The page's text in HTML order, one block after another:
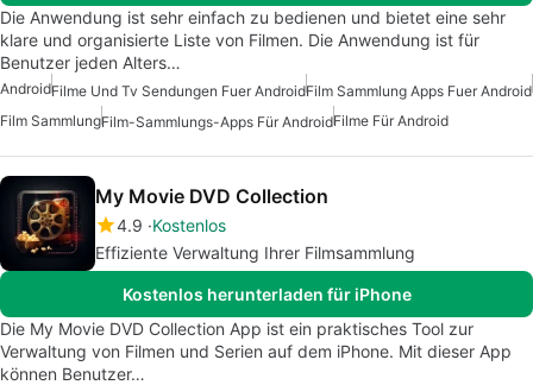
Die Anwendung ist sehr einfach zu bedienen und bietet eine sehr
klare und organisierte Liste von Filmen. Die Anwendung ist für
Benutzer jeden Alters…
AndroidFilme Und Tv Sendungen Fuer AndroidFilm Sammlung Apps Fuer Android
Film SammlungFilm-Sammlungs-Apps Für AndroidFilme Für Android
My Movie DVD Collection
4.9 Kostenlos
Effiziente Verwaltung Ihrer Filmsammlung
Kostenlos herunterladen für iPhone
Die My Movie DVD Collection App ist ein praktisches Tool zur
Verwaltung von Filmen und Serien auf dem iPhone. Mit dieser App
können Benutzer…